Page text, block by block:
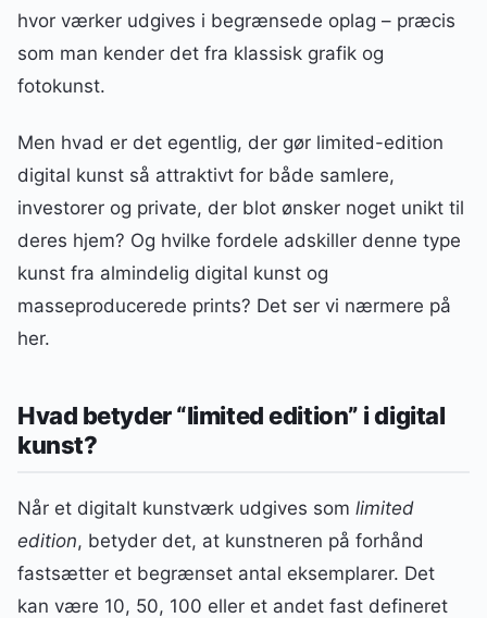
hvor værker udgives i begrænsede oplag – præcis
som man kender det fra klassisk grafik og
fotokunst.
Men hvad er det egentlig, der gør limited-edition
digital kunst så attraktivt for både samlere,
investorer og private, der blot ønsker noget unikt til
deres hjem? Og hvilke fordele adskiller denne type
kunst fra almindelig digital kunst og
masseproducerede prints? Det ser vi nærmere på
her.
Hvad betyder “limited edition” i digital
kunst?
Når et digitalt kunstværk udgives som limited
edition, betyder det, at kunstneren på forhånd
fastsætter et begrænset antal eksemplarer. Det
kan være 10, 50, 100 eller et andet fast defineret